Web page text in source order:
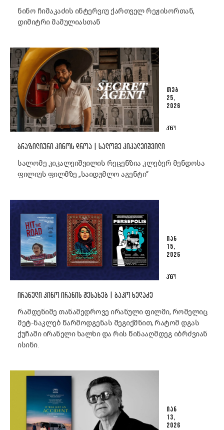
ნინო ჩიმაკაძის ინტერვიუ ქართველ რეჟისორთან,
დიმიტრი მამულიასთან
ᲗᲔᲑ
25,
2026
ᲙᲘᲜᲝ
ᲑᲠᲐᲖᲘᲚᲘᲣᲠᲘ ᲙᲘᲜᲝᲡ ᲓᲠᲝᲐ | ᲡᲐᲚᲝᲛᲔ ᲙᲘᲙᲐᲚᲔᲘᲨᲕᲘᲚᲘ
სალომე კიკალეიშვილის რეცენზია კლებერ მენდოსა
ფილიუს ფილმზე „საიდუმლო აგენტი“
ᲘᲐᲜ
15,
2026
ᲙᲘᲜᲝ
ᲘᲠᲐᲜᲣᲚᲘ ᲙᲘᲜᲝ ᲘᲠᲐᲜᲘᲡ ᲨᲔᲡᲐᲮᲔᲑ | ᲑᲐᲙᲝ ᲮᲔᲚᲐᲫᲔ
რამდენიმე თანამედროვე ირანული ფილმი, რომელიც
მეტ-ნაკლებ წარმოდგენას შეგიქმნით, რატომ დგას
ქუჩაში ირანელი ხალხი და რის წინააღმდეგ იბრძვიან
ისინი.
ᲘᲐᲜ
13,
2026